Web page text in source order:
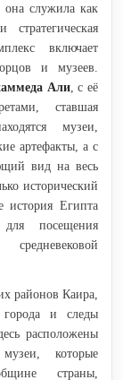
она служила как
включает
и музеев.
Али, с её
ставшая
музеи,
артефакты, а с
вид на весь
исторический
история Египта
посещения
районов Каира,
города и следы
расположены
которые
страны,